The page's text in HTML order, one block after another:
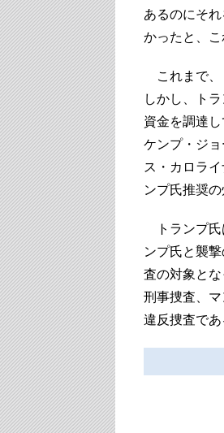
あるのにそ
かったと、
これまで、
しかし、ト
資金を調達
ケンプ・ジ
ス・カロラ
ンプ氏推奨
トランプ氏
ンプ氏と襲
査の対象と
刑事捜査、
違反捜査であ